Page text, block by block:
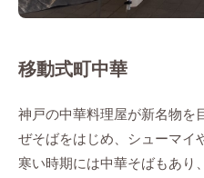
移動式町中華
神戸の中華料理屋が新名物を
ぜそばをはじめ、シューマイ
寒い時期には中華そばもあり